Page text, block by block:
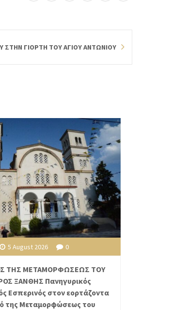
ΓΙΟΡΤΗ ΤΟΥ ΑΓΙΟΥ ΑΝΤΩΝΙΟΥ
5 August 2026 0
ΤΗΣ ΜΕΤΑΜΟΡΦΩΣΕΩΣ ΤΟΥ
ΞΑΝΘΗΣ Πανηγυρικός
Εσπερινός στον εορτάζοντα
της Μεταμορφώσεως του